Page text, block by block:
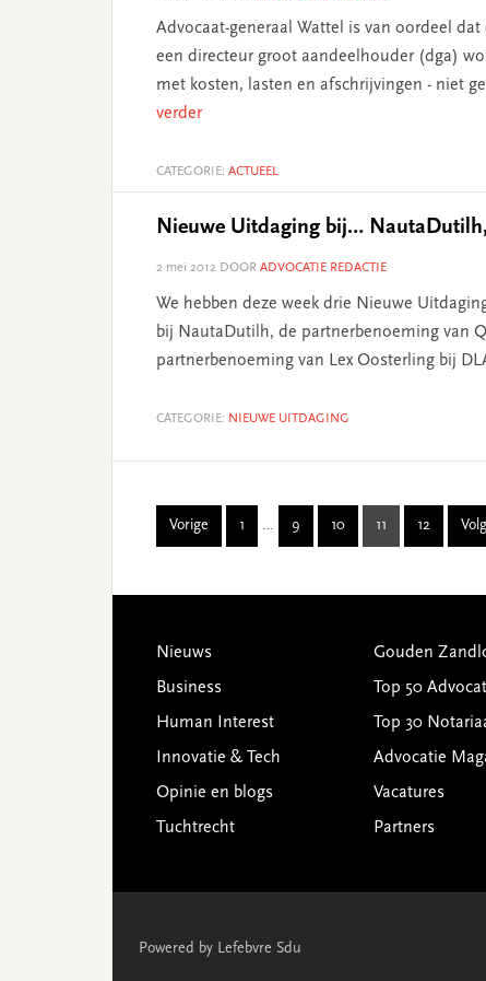
Advocaat-generaal Wattel is van oordeel
een directeur groot aandeelhouder (dga)
met kosten, lasten en afschrijvingen - niet
verder
CATEGORIE: ACTUEEL
Nieuwe Uitdaging bij…
2 mei 2012 DOOR ADVOCATIE REDACTIE
We hebben deze week drie Nieuwe
bij NautaDutilh, de partnerbenoeming van
partnerbenoeming van Lex Oosterling bij
CATEGORIE: NIEUWE UITDAGING
Vorige Page
1
Interim
pages
… Page
9 10 11 Page
12
Footer
Nieuws
Business
Human Interest
Innovatie & Tech
Opinie en blogs
Tuchtrecht
Gouden
Top 50
Top 30
Advocatie
Vacatures
Partners
Powered by Lefebvre Sdu